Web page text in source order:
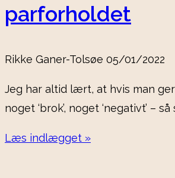
parforholdet
Rikke Ganer-Tolsøe 05/01/2022
Jeg har altid lært, at hvis man
noget ‘brok’, noget ‘negativt’ – så
Læs indlægget »